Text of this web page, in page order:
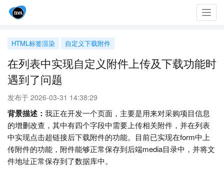
HTML标签渲染 自定义下载附件
在列表中实现自定义附件上传及下载功能时
遇到了问题
发布于 2026-03-31 14:38:29
背景描述： 我正在开发一个页面，主要是用来对采购项目信息
的增删改查，其中有四个字段中需要上传相关附件，并在列表
中实现点击超链接后下载附件的功能。目前已实现在form中上
传附件的功能，附件能够正常保存到后端media目录中，并将文
件地址正常保存到了数据库中。